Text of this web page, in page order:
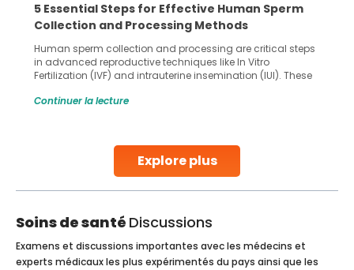
Explore plus
5 Essential Steps for Effective Human Sperm
Collection and Processing Methods
Human sperm collection and processing are critical steps
in advanced reproductive techniques like In Vitro
Fertilization (IVF) and intrauterine insemination (IUI). These
challenges and help couples achieve their dream of
collected, they process the
Continuer la lecture
Soins de santé Discussions
Examens et discussions importantes avec les médecins et
experts médicaux les plus expérimentés du pays ainsi que les